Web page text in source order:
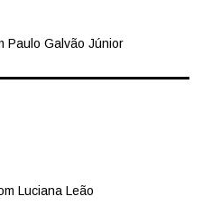
Paulo Galvão Júnior
Luciana Leão